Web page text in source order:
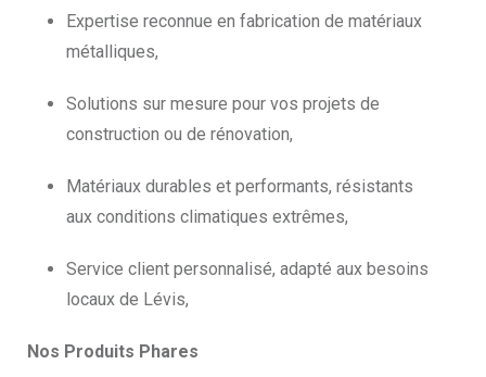
Expertise reconnue en fabrication de matériaux
métalliques,
Solutions sur mesure pour vos projets de
construction ou de rénovation,
Matériaux durables et performants, résistants
aux conditions climatiques extrêmes,
Service client personnalisé, adapté aux besoins
locaux de Lévis,
Nos Produits Phares